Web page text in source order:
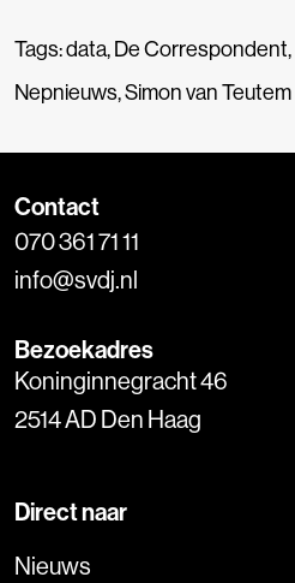
Tags:data,De Correspondent,
Nepnieuws,Simon van Teutem
Contact
070 361 71 11
info@svdj.nl
Bezoekadres
Koninginnegracht 46
2514 AD Den Haag
Direct naar
Nieuws